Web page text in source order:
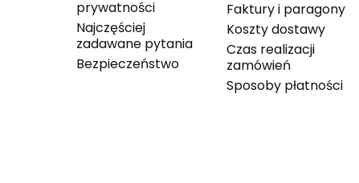
prywatności
Najczęściej
zadawane pytania
Bezpieczeństwo
Faktury i paragony
Koszty dostawy
Czas realizacji
zamówień
Sposoby płatności